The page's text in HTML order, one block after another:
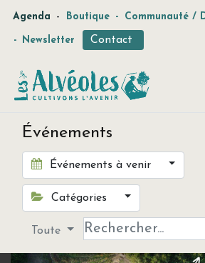
Agenda - Boutique - Communauté /
- Newsletter Contact
Événements
Événements à venir
Catégories
Toute